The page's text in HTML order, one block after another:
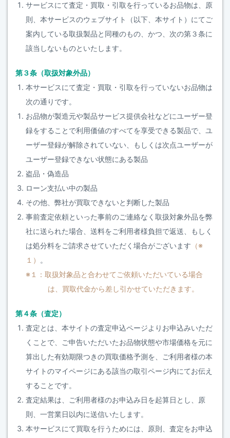
サービスにて査定・買取・引取を行っているお品物は、原
則、本サービスのウェブサイト（以下、本サイト）にてご
案内している取扱製品と同種のもの、かつ、次の第３条に
該当しないものといたします。
第３条（取扱対象外品）
本サービスにて査定・買取・引取を行っていないお品物は
次の通りです。
お品物が製造元や製品サービス提供会社などにユーザー登
録をすることで利用価値のすべてを享受できる製品で、ユ
ーザー登録が解除されていない、もしくは次点ユーザーが
ユーザー登録できない状態にある製品
盗品・偽造品
ローン支払い中の製品
その他、弊社が買取できないと判断した製品
事前査定依頼といった事前のご連絡なく取扱対象外品を弊
社に送られた場合、送料をご利用者様負担で返送、もしく
は処分料をご請求させていただく場合がございます （※
１）
。
※１：取扱対象品と合わせてご依頼いただいている場合
は、買取代金から差し引かせていただきます。
第４条（査定）
査定とは、本サイトの査定申込ページよりお申込みいただ
くことで、ご申告いただいたお品物状態や市場価格を元に
算出した有効期限つきの買取価格予測を、ご利用者様の本
サイトのマイページにある該当の取引ページ内にてお伝え
することです。
査定結果は、ご利用者様のお申込み日を起算日とし、原
則、一営業日以内に送信いたします。
本サービスにて買取を行うためには、原則、査定をお申込